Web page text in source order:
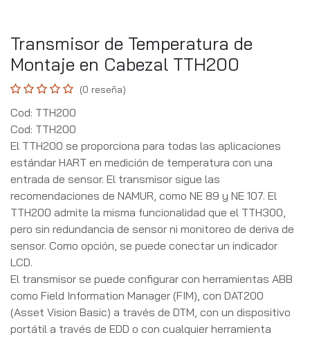
Transmisor de Temperatura de
Montaje en Cabezal TTH200
(0 reseña)
Cod: TTH200
Cod: TTH200
El TTH200 se proporciona para todas las aplicaciones
estándar HART en medición de temperatura con una
entrada de sensor. El transmisor sigue las
recomendaciones de NAMUR, como NE 89 y NE 107. El
TTH200 admite la misma funcionalidad que el TTH300,
pero sin redundancia de sensor ni monitoreo de deriva de
sensor. Como opción, se puede conectar un indicador
LCD.
El transmisor se puede configurar con herramientas ABB
como Field Information Manager (FIM), con DAT200
(Asset Vision Basic) a través de DTM, con un dispositivo
portátil a través de EDD o con cualquier herramienta